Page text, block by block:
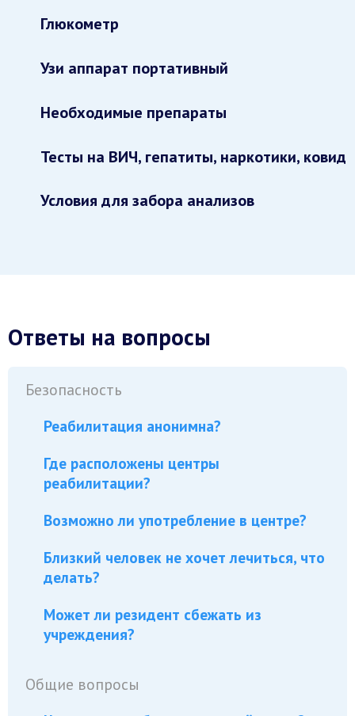
Глюкометр
Узи аппарат портативный
Необходимые препараты
Тесты на ВИЧ, гепатиты, наркотики, ковид
Условия для забора анализов
Ответы на вопросы
Безопасность
Реабилитация анонимна?
Где расположены центры
реабилитации?
Возможно ли употребление в центре?
Близкий человек не хочет лечиться, что
делать?
Может ли резидент сбежать из
учреждения?
Общие вопросы